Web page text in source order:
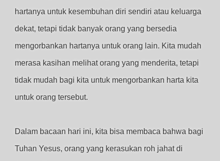
hartanya untuk kesembuhan diri sendiri atau keluarga
dekat, tetapi tidak banyak orang yang bersedia
mengorbankan hartanya untuk orang lain. Kita mudah
merasa kasihan melihat orang yang menderita, tetapi
tidak mudah bagi kita untuk mengorbankan harta kita
untuk orang tersebut.
Dalam bacaan hari ini, kita bisa membaca bahwa bagi
Tuhan Yesus, orang yang kerasukan roh jahat di